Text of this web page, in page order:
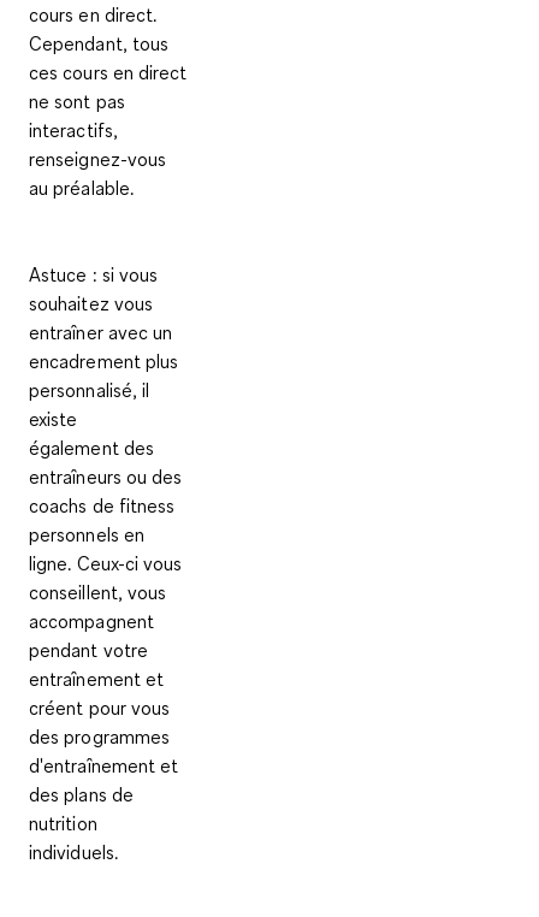
cours en direct.
Cependant, tous
ces cours en direct
ne sont pas
interactifs,
renseignez-vous
au préalable.
Astuce : si vous
souhaitez vous
entraîner avec un
encadrement plus
personnalisé, il
existe
également des
entraîneurs ou des
coachs de fitness
personnels en
ligne. Ceux-ci vous
conseillent, vous
accompagnent
pendant votre
entraînement et
créent pour vous
des programmes
d'entraînement et
des plans de
nutrition
individuels.